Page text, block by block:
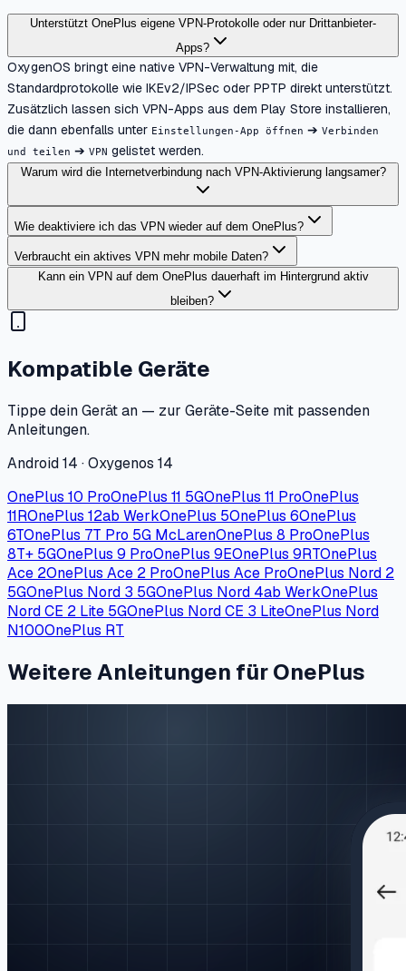
Unterstützt OnePlus eigene VPN-Protokolle oder nur Drittanbieter-
Apps?
OxygenOS bringt eine native VPN-Verwaltung mit, die
Standardprotokolle wie IKEv2/IPSec oder PPTP direkt unterstützt.
Zusätzlich lassen sich VPN-Apps aus dem Play Store installieren,
die dann ebenfalls unter Einstellungen-App öffnen ➔ Verbinden
und teilen ➔ VPN gelistet werden.
Warum wird die Internetverbindung nach VPN-Aktivierung langsamer?
Wie deaktiviere ich das VPN wieder auf dem OnePlus?
Verbraucht ein aktives VPN mehr mobile Daten?
Kann ein VPN auf dem OnePlus dauerhaft im Hintergrund aktiv
bleiben?
Kompatible Geräte
Tippe dein Gerät an — zur Geräte-Seite mit passenden
Anleitungen.
Android 14 · Oxygenos 14
OnePlus 10 ProOnePlus 11 5GOnePlus 11 ProOnePlus
11ROnePlus 12ab WerkOnePlus 5OnePlus 6OnePlus
6TOnePlus 7T Pro 5G McLarenOnePlus 8 ProOnePlus
8T+ 5GOnePlus 9 ProOnePlus 9EOnePlus 9RTOnePlus
Ace 2OnePlus Ace 2 ProOnePlus Ace ProOnePlus Nord 2
5GOnePlus Nord 3 5GOnePlus Nord 4ab WerkOnePlus
Nord CE 2 Lite 5GOnePlus Nord CE 3 LiteOnePlus Nord
N100OnePlus RT
Weitere Anleitungen für OnePlus